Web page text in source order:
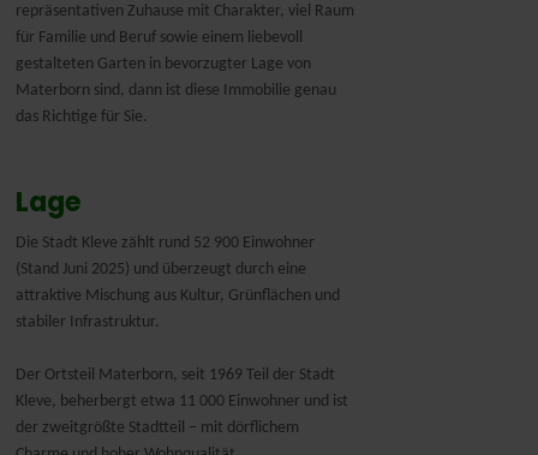
repräsentativen Zuhause mit Charakter, viel Raum
für Familie und Beruf sowie einem liebevoll
gestalteten Garten in bevorzugter Lage von
Materborn sind, dann ist diese Immobilie genau
das Richtige für Sie.
Lage
Die Stadt Kleve zählt rund 52 900 Einwohner
(Stand Juni 2025) und überzeugt durch eine
attraktive Mischung aus Kultur, Grünflächen und
stabiler Infrastruktur.
Der Ortsteil Materborn, seit 1969 Teil der Stadt
Kleve, beherbergt etwa 11 000 Einwohner und ist
der zweitgrößte Stadtteil – mit dörflichem